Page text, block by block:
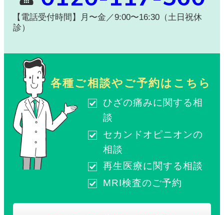
【電話受付時間】月〜金／9:00〜16:30（土日祝休
診）
各種ご相談やご予約はこちら
ひざの痛みに関する相
談
セカンドオピニオンの
相談
再生医療に関する相談
MRI検査のご予約